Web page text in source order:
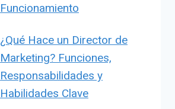
Funcionamiento
¿Qué Hace un Director de
Marketing? Funciones,
Responsabilidades y
Habilidades Clave